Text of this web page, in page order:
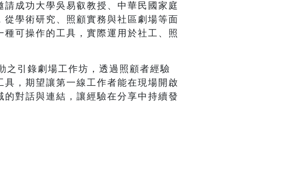
成功大學吳易叡教授、中華民國家庭
學術研究、照顧實務與社區劇場等面
可操作的工具，實際運用於社工、照
之引錄劇場工作坊，透過照顧者經驗
，期望讓第一線工作者能在現場開啟
對話與連結，讓經驗在分享中持續發